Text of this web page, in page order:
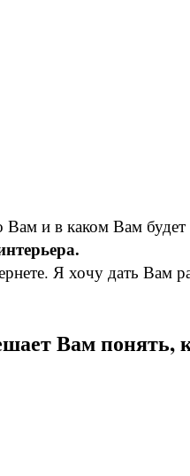
Вам и в каком Вам
Я хочу дать Вам
Вам